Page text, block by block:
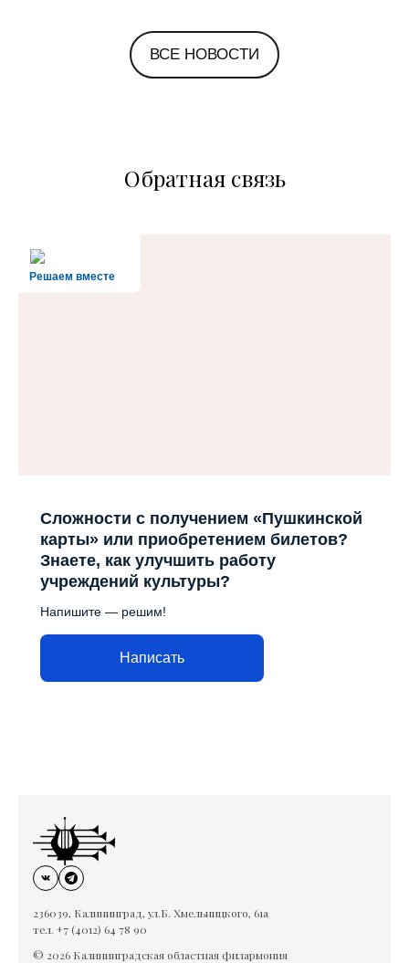
Петербурге и Ярославле
ВСЕ НОВОСТИ
Обратная связь
Решаем вместе
Сложности с получением «Пушкинской
карты» или приобретением билетов?
Знаете, как улучшить работу
учреждений культуры?
Напишите — решим!
Написать
236039, Калининград, ул.Б. Хмельницкого, 61а
тел. +7 (4012) 64 78 90
© 2026 Калининградская областная филармония